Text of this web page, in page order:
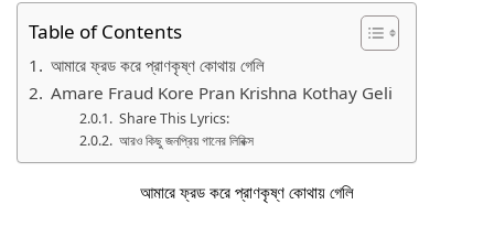
Table of Contents
আমারে ফ্রড করে প্রাণকৃষ্ণ কোথায় গেলি
Amare Fraud Kore Pran Krishna Kothay Geli
Share This Lyrics:
আরও কিছু জনপ্রিয় গানের লিরিক্স
আমারে ফ্রড করে প্রাণকৃষ্ণ কোথায় গেলি